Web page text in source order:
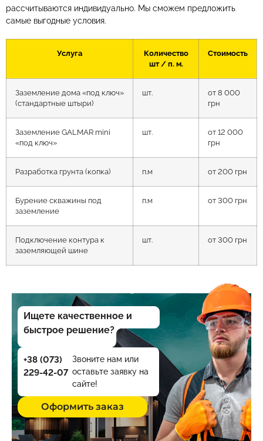
рассчитываются индивидуально. Мы сможем предложить
самые выгодные условия.
Услуга
Количество
шт / п. м.
Стоимость
Заземление дома «под ключ»
(стандартные штыри)
шт.
от 8 000
грн
Заземление GALMAR mini
«под ключ»
шт.
от 12 000
грн
Разработка грунта (копка) п.м от 200 грн
Бурение скважины под
заземление
п.м от 300 грн
Подключение контура к
заземляющей шине
шт. от 300 грн
Ищете качественное и
быстрое решение?
+38 (073)
229-42-07
Звоните нам или
оставьте заявку на
сайте!
Оформить заказ